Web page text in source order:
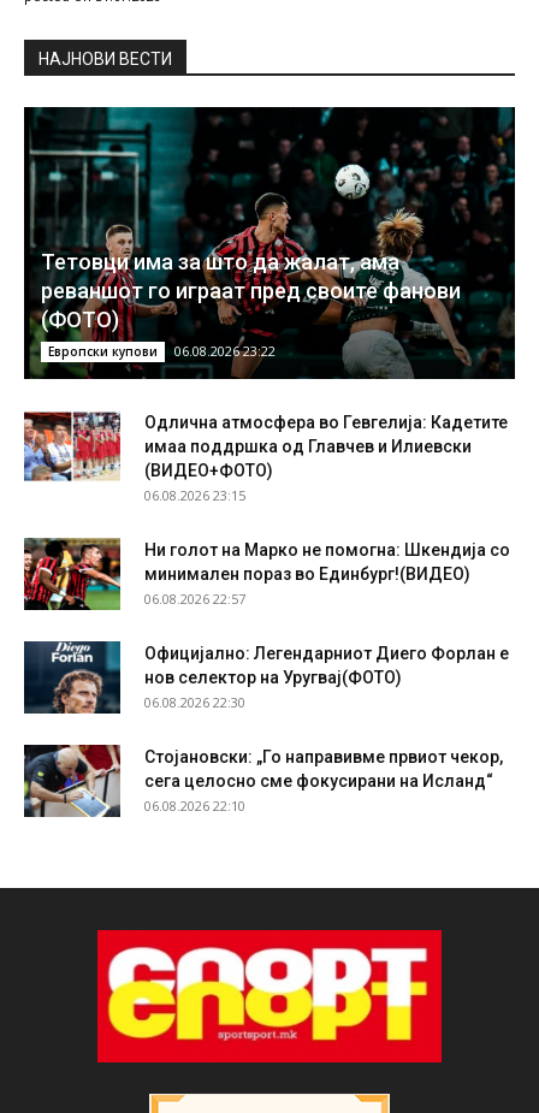
НAЈНОВИ ВЕСТИ
Тетовци има за што да жалат, ама
реваншот го играат пред своите фанови
(ФОТО)
Европски купови 06.08.2026 23:22
Одлична атмосфера во Гевгелија: Кадетите
имаа поддршка од Главчев и Илиевски
(ВИДЕО+ФОТО)
06.08.2026 23:15
Ни голот на Марко не помогна: Шкендија со
минимален пораз во Единбург!(ВИДЕО)
06.08.2026 22:57
Официјално: Легендарниот Диего Форлан е
нов селектор на Уругвај(ФОТО)
06.08.2026 22:30
Стојановски: „Го направивме првиот чекор,
сега целосно сме фокусирани на Исланд“
06.08.2026 22:10